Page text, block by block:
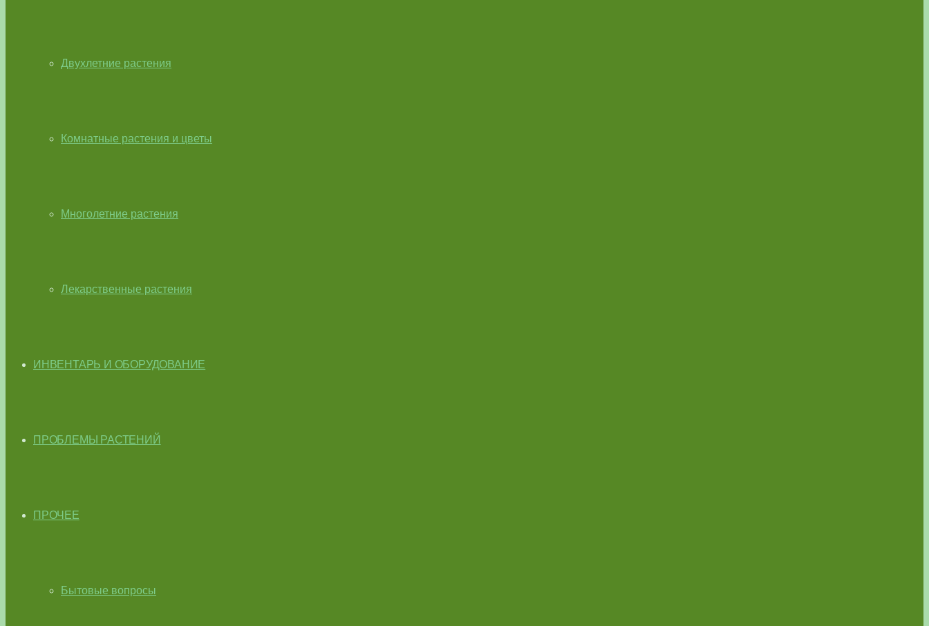
Двухлетние растения
Комнатные растения и цветы
Многолетние растения
Лекарственные растения
ИНВЕНТАРЬ И ОБОРУДОВАНИЕ
ПРОБЛЕМЫ РАСТЕНИЙ
ПРОЧЕЕ
Бытовые вопросы